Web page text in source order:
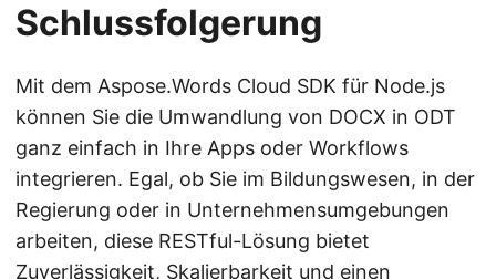
Schlussfolgerung
Mit dem Aspose.Words Cloud SDK für Node.js
können Sie die Umwandlung von DOCX in ODT
ganz einfach in Ihre Apps oder Workflows
integrieren. Egal, ob Sie im Bildungswesen, in der
Regierung oder in Unternehmensumgebungen
arbeiten, diese RESTful-Lösung bietet
Zuverlässigkeit, Skalierbarkeit und einen